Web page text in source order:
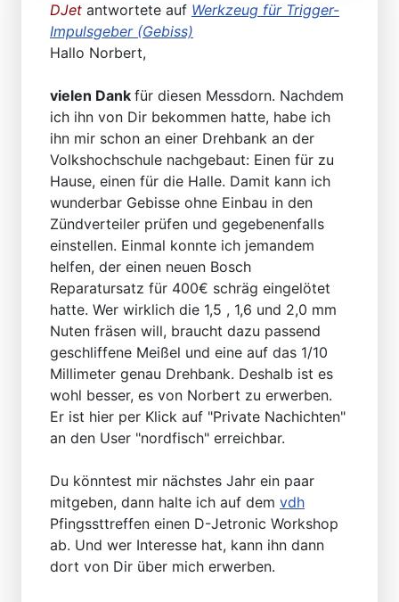
DJet antwortete auf Werkzeug für Trigger-
Impulsgeber (Gebiss)
Hallo Norbert,
vielen Dank für diesen Messdorn. Nachdem
ich ihn von Dir bekommen hatte, habe ich
ihn mir schon an einer Drehbank an der
Volkshochschule nachgebaut: Einen für zu
Hause, einen für die Halle. Damit kann ich
wunderbar Gebisse ohne Einbau in den
Zündverteiler prüfen und gegebenenfalls
einstellen. Einmal konnte ich jemandem
helfen, der einen neuen Bosch
Reparatursatz für 400€ schräg eingelötet
hatte. Wer wirklich die 1,5 , 1,6 und 2,0 mm
Nuten fräsen will, braucht dazu passend
geschliffene Meißel und eine auf das 1/10
Millimeter genau Drehbank. Deshalb ist es
wohl besser, es von Norbert zu erwerben.
Er ist hier per Klick auf "Private Nachichten"
an den User "nordfisch" erreichbar.
Du könntest mir nächstes Jahr ein paar
mitgeben, dann halte ich auf dem vdh
Pfingssttreffen einen D-Jetronic Workshop
ab. Und wer Interesse hat, kann ihn dann
dort von Dir über mich erwerben.